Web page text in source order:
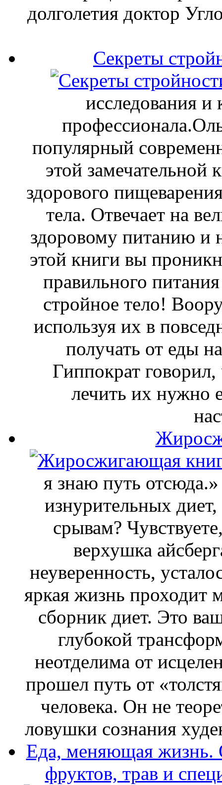
долголетия доктор
Секреты
исследования и
популярный
этой замечательной
здорового
тела. Отвечает на
здоровому питанию и
этой книги вы
правильного
стройное тело!
используя их в
получать от еды
Гиппократ
лечить их нужно
я знаю путь
изнурительных
срывам?
верхушка
неуверенность,
яркая жизнь проходит
сборник диет. Это
глубокой
неотделима от
прошел путь от
человека. Он не
ловушки сознания
Еда, меняющая жизнь.
фруктов, трав и